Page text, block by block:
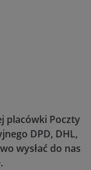
placówki Poczty
DPD, DHL,
wysłać do nas